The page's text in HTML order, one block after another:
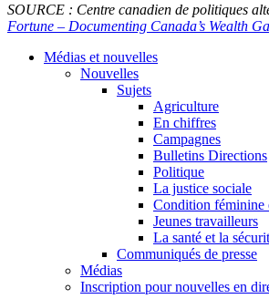
SOURCE : Centre canadien de politiques
Fortune – Documenting Canada’s Wealth
Médias et nouvelles
Nouvelles
Sujets
Agriculture
En chiffres
Campagnes
Bulletins Directions
Politique
La justice sociale
Condition féminine
Jeunes travailleurs
La santé et la
Communiqués de presse
Médias
Inscription pour nouvelles en